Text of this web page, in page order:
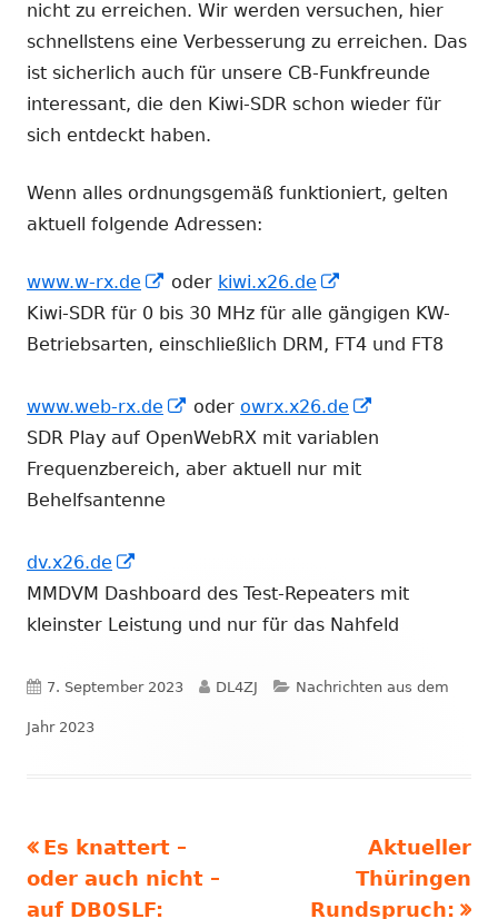
nicht zu erreichen. Wir werden versuchen, hier
schnellstens eine Verbesserung zu erreichen. Das
ist sicherlich auch für unsere CB-Funkfreunde
interessant, die den Kiwi-SDR schon wieder für
sich entdeckt haben.
Wenn alles ordnungsgemäß funktioniert, gelten
aktuell folgende Adressen:
www.w-rx.de
In
neuem
Fenster
oder kiwi.x26.de
neuem
Fenster
Kiwi-SDR für 0 bis 30 MHz für alle gängigen KW-
Betriebsarten, einschließlich DRM, FT4 und FT8
www.web-rx.de
In
neuem
Fenster
oder owrx.x26.de
neuem
SDR Play auf OpenWebRX mit variablen
Frequenzbereich, aber aktuell nur mit
Behelfsantenne
dv.x26.de
neuem
Fenster
MMDVM Dashboard des Test-Repeaters mit
kleinster Leistung und nur für das Nahfeld
Veröffentlicht
am
7. September 2023 Autor
DL4ZJ Kategorien
Nachrichten aus dem
Jahr 2023
Beitragsnavigation
Vorheriger
Beitrag:
Es knattert –
oder auch nicht –
auf DB0SLF:
Nächster
Beitrag
Aktueller
Thüringen
Rundspruch: